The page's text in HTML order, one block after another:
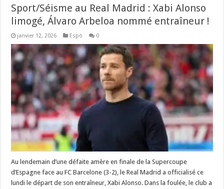
Sport/Séisme au Real Madrid : Xabi Alonso
limogé, Álvaro Arbeloa nommé entraîneur !
janvier 12, 2026 Espò 0
Au lendemain d’une défaite amère en finale de la Supercoupe
d’Espagne face au FC Barcelone (3-2), le Real Madrid a officialisé ce
lundi le départ de son entraîneur, Xabi Alonso. Dans la foulée, le club a